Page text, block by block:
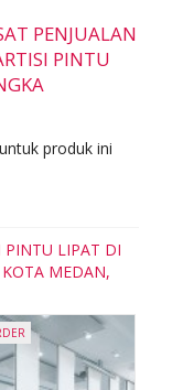
PENJUALAN
PINTU
produk ini
PINTU LIPAT DI
MEDAN,